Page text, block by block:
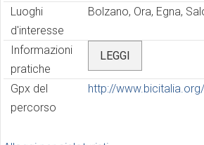
Luoghi
d'interesse
Bolzano, Ora, Egna,
Informazioni
pratiche
LEGGI
Gpx del
percorso
http://